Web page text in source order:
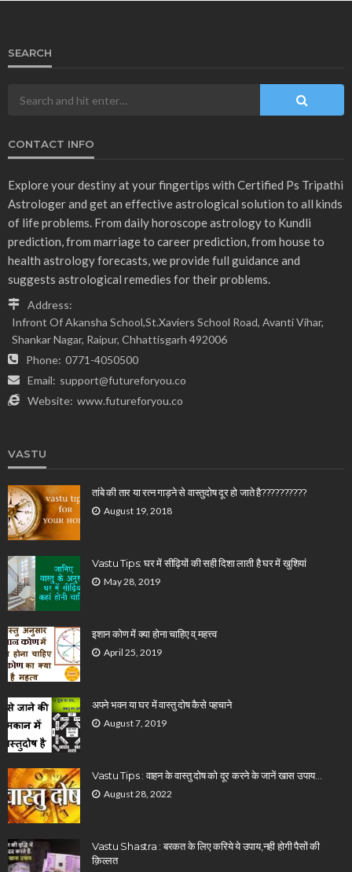
SEARCH
CONTACT INFO
Explore your destiny at your fingertips with Certified Ps Tripathi
Astrologer and get an effective astrological solution to all kinds
of life problems. From daily horoscope astrology to Kundli
prediction, from marriage to career prediction, from house to
health astrology forecasts, we provide full guidance and
suggests astrological remedies for their problems.
Address:
Infront Of Akansha School,St.Xaviers School Road, Avanti Vihar,
Shankar Nagar, Raipur, Chhattisgarh 492006
Phone: 0771-4050500
Email: support@futureforyou.co
Website: www.futureforyou.co
VASTU
तांबे की तार या रत्न गाड़ने से वास्तुदोष दूर हो जाते है??????????
August 19, 2018
Vastu Tips: घर में सीढ़ियों की सही दिशा लाती है घर में खुशियां
May 28, 2019
इशान कोण में क्या होना चाहिए व् महत्त्व
April 25, 2019
अपने भवन या घर में वास्तु दोष कैसे पहचाने
August 7, 2019
Vastu Tips : वाहन के वास्तु दोष को दूर करने के जानें खास उपाय…
August 28, 2022
Vastu Shastra : बरकत के लिए करिये ये उपाय,नही होगी पैसों की
क़िल्लत